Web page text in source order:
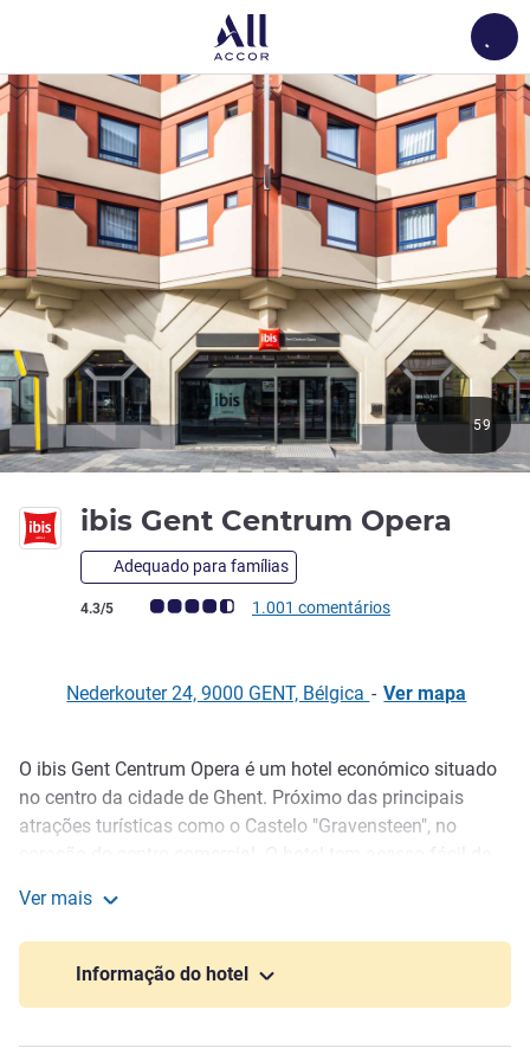
ibis Gent Centrum Opera
Adequado para famílias
Nota clientes Avis (Classificação ALL)
4.3/5 1.001 comentários
59
Nederkouter 24, 9000 GENT, Bélgica - Ver mapa
Descrição
O ibis Gent Centrum Opera é um hotel económico situado
no centro da cidade de Ghent. Próximo das principais
atrações turísticas como o Castelo "Gravensteen", no
como da Catedral de Saint Bavo, com o famoso retábulo
"Adoração do Cordeiro Místico". O hotel inclui quartos com
ar condicionado, WIFI de alta velocidade e bar elegante.
As atrações próximas incluem a Catedral de Saint Bavo
Ver mais
Informação do hotel